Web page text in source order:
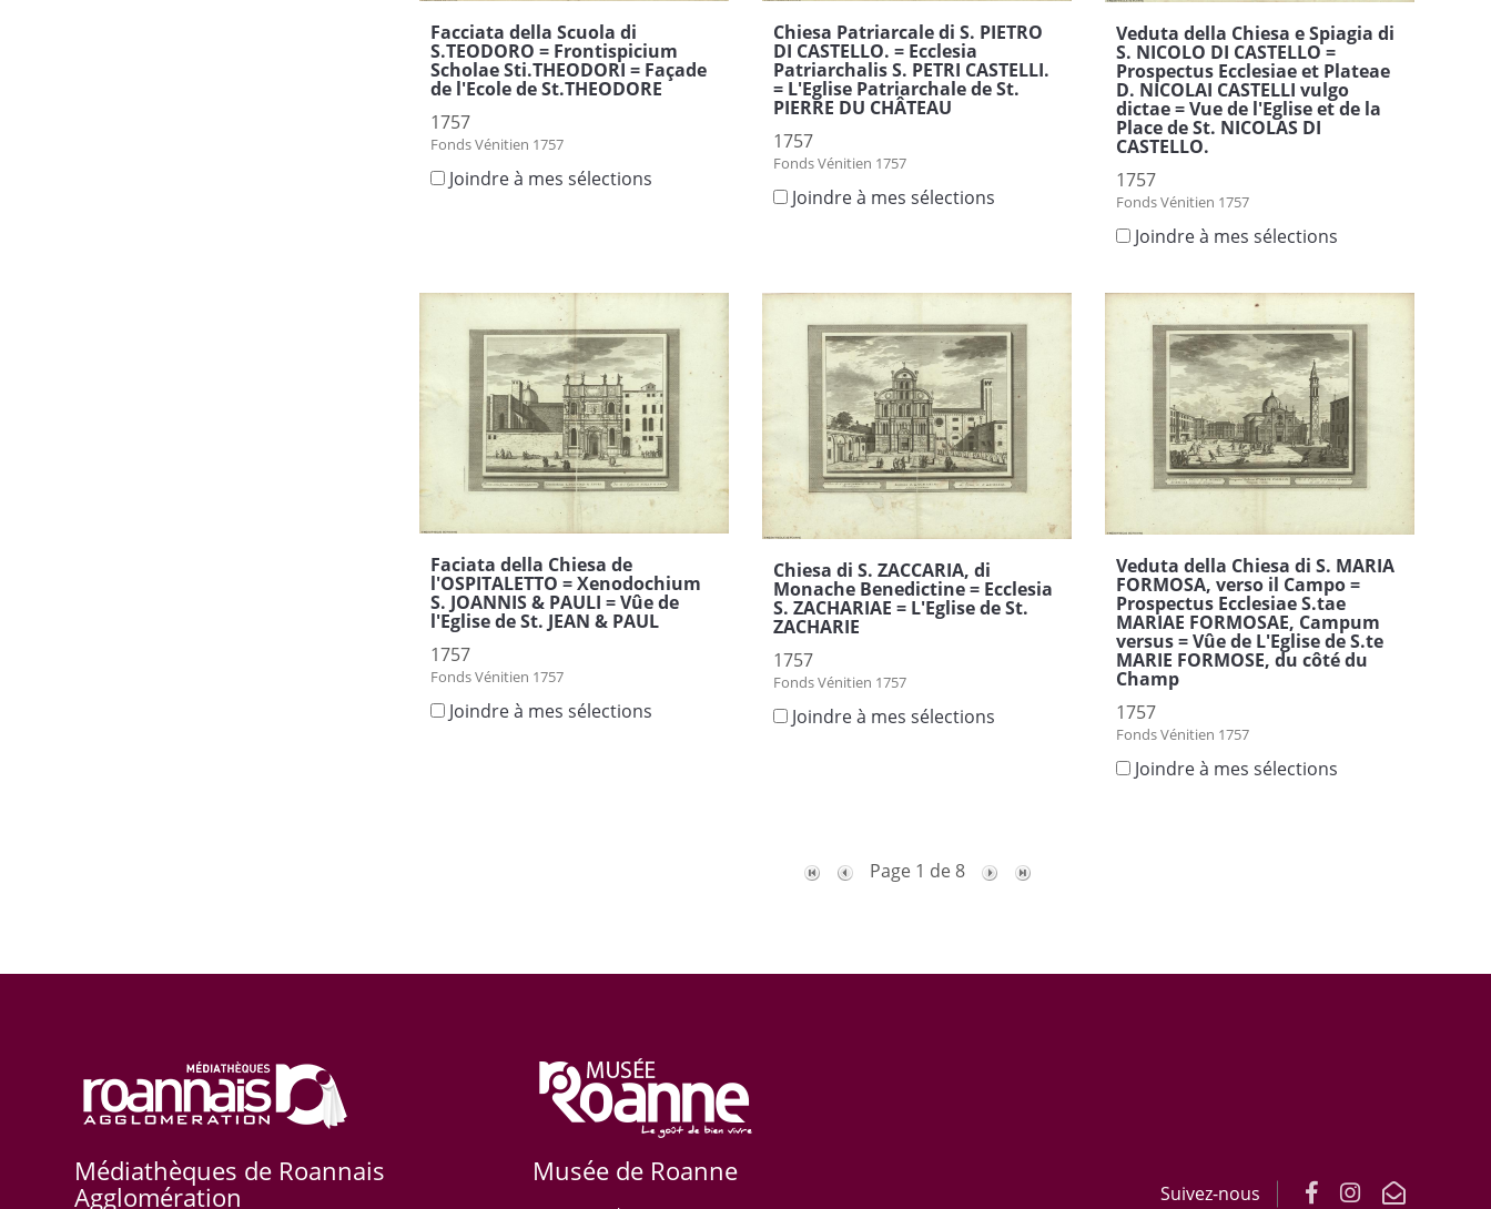
Facciata della Scuola di
S.TEODORO = Frontispicium
Scholae Sti.THEODORI = Façade
de l'Ecole de St.THEODORE
1757
Fonds Vénitien 1757
Joindre à mes sélections
Chiesa Patriarcale di S. PIETRO
DI CASTELLO. = Ecclesia
Patriarchalis S. PETRI CASTELLI.
= L'Eglise Patriarchale de St.
PIERRE DU CHÂTEAU
1757
Fonds Vénitien 1757
Joindre à mes sélections
Veduta della Chiesa e Spiagia di
S. NICOLO DI CASTELLO =
Prospectus Ecclesiae et Plateae
D. NICOLAI CASTELLI vulgo
dictae = Vue de l'Eglise et de la
Place de St. NICOLAS DI
CASTELLO.
1757
Fonds Vénitien 1757
Joindre à mes sélections
Faciata della Chiesa de
l'OSPITALETTO = Xenodochium
S. JOANNIS & PAULI = Vûe de
l'Eglise de St. JEAN & PAUL
1757
Fonds Vénitien 1757
Joindre à mes sélections
Chiesa di S. ZACCARIA, di
Monache Benedictine = Ecclesia
S. ZACHARIAE = L'Eglise de St.
ZACHARIE
1757
Fonds Vénitien 1757
Joindre à mes sélections
Veduta della Chiesa di S. MARIA
FORMOSA, verso il Campo =
Prospectus Ecclesiae S.tae
MARIAE FORMOSAE, Campum
versus = Vûe de L'Eglise de S.te
MARIE FORMOSE, du côté du
Champ
1757
Fonds Vénitien 1757
Joindre à mes sélections
Page 1 de 8
Médiathèques de Roannais
Agglomération
Musée de Roanne
Suivez-nous